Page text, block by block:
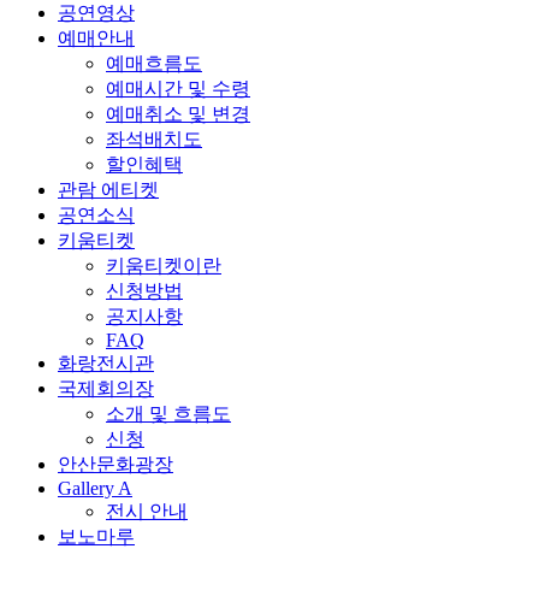
공연영상
예매안내
예매흐름도
예매시간 및 수령
예매취소 및 변경
좌석배치도
할인혜택
관람 에티켓
공연소식
키움티켓
키움티켓이란
신청방법
공지사항
FAQ
화랑전시관
국제회의장
소개 및 흐름도
신청
안산문화광장
Gallery A
전시 안내
보노마루